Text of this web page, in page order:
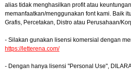
alias tidak menghasilkan profit atau
memanfaatkan/menggunakan font kami. Baik
Grafis, Percetakan, Distro atau Perusahaan/
- Silakan gunakan lisensi komersial dengan
https://letterena.com/
- Dengan hanya lisensi "Personal Use",